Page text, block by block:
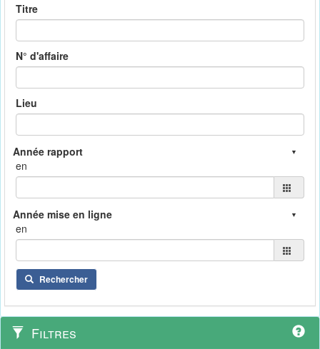
Titre
N° d'affaire
Lieu
en
en
Rechercher
Filtres